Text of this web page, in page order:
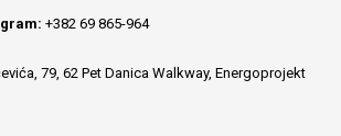
+382 69 865-964
79, 62 Pet Danica Walkway, Energoprojekt